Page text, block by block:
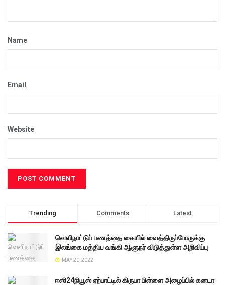
Name
Email
Website
Trending Comments Latest
வெளிநாட்டுப் பணத்தை கையில் வைத்திருப்போருக்கு
இலங்கை மத்திய வங்கி ஆளுநர் விடுத்துள்ள அறிவிப்பு
MAY 20, 2022
ஈஸி24நியூஸ் ஏற்பாட்டில் கிருபா பிள்ளை அழைப்பில் கனடா